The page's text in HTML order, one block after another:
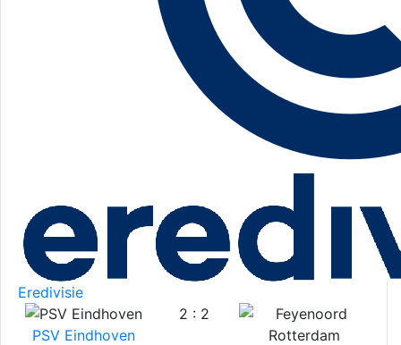
Eredivisie
PSV Eindhoven
2 : 2